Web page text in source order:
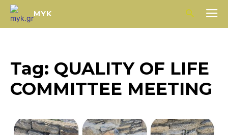
MYK
Tag: QUALITY OF LIFE
COMMITTEE MEETING